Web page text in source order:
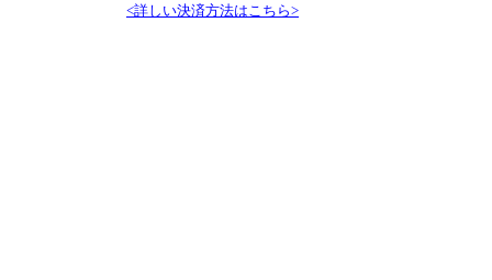
<詳しい決済方法はこちら>